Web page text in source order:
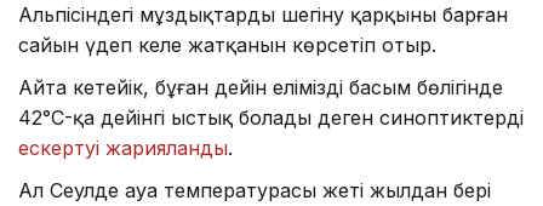
Альпісіндегі мұздықтардың шегіну қарқыны барған
сайын үдеп келе жатқанын көрсетіп отыр.
Айта кетейік, бұған дейін еліміздің басым бөлігінде
42°C-қа дейінгі ыстық болады деген синоптиктердің
ескертуі жарияланды.
Ал Сеулде ауа температурасы жеті жылдан бері